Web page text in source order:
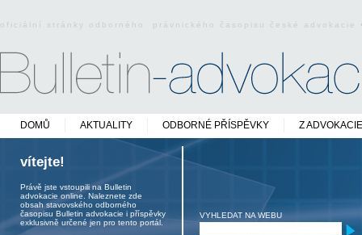
oficiální stránky odborného právnického časopisu české
DOMŮ AKTUALITY ODBORNÉ PŘÍSPĚVKY Z ADVOKACIE
vítejte!
Právě jste vstoupili na Bulletin
advokacie online. Naleznete zde
obsah stavovského odborného
časopisu Bulletin advokacie i příspěvky
exklusivně určené jen pro tento portál.
VYHLEDAT NA WEBU